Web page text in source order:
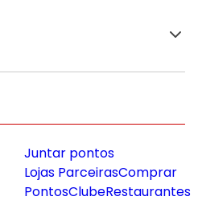
Juntar pontos
Lojas ParceirasComprar
PontosClubeRestaurantes